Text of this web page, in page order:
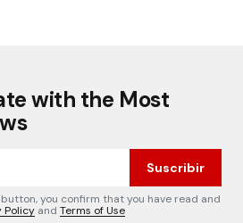
with the Most
Suscribir
you confirm that you have read and
Policy and Terms of Use